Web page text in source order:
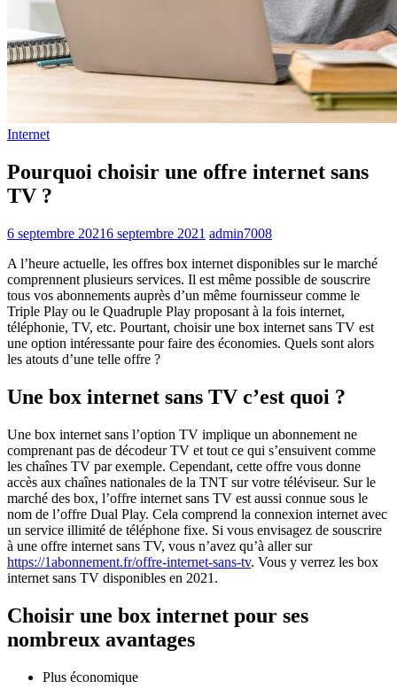
Internet
Pourquoi choisir une offre internet sans
TV ?
6 septembre 20216 septembre 2021 admin7008
A l’heure actuelle, les offres box internet disponibles sur le marché
comprennent plusieurs services. Il est même possible de souscrire
tous vos abonnements auprès d’un même fournisseur comme le
Triple Play ou le Quadruple Play proposant à la fois internet,
téléphonie, TV, etc. Pourtant, choisir une box internet sans TV est
une option intéressante pour faire des économies. Quels sont alors
les atouts d’une telle offre ?
Une box internet sans TV c’est quoi ?
Une box internet sans l’option TV implique un abonnement ne
comprenant pas de décodeur TV et tout ce qui s’ensuivent comme
les chaînes TV par exemple. Cependant, cette offre vous donne
accès aux chaînes nationales de la TNT sur votre téléviseur. Sur le
marché des box, l’offre internet sans TV est aussi connue sous le
nom de l’offre Dual Play. Cela comprend la connexion internet avec
un service illimité de téléphone fixe. Si vous envisagez de souscrire
à une offre internet sans TV, vous n’avez qu’à aller sur
https://1abonnement.fr/offre-internet-sans-tv. Vous y verrez les box
internet sans TV disponibles en 2021.
Choisir une box internet pour ses
nombreux avantages
Plus économique